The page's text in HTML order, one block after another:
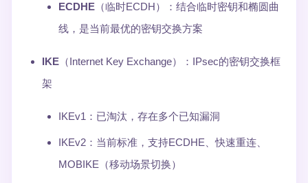
ECDHE （临时ECDH）：结合临时密钥和椭圆曲
线，是当前最优的密钥交换方案
IKE （Internet Key Exchange）：IPsec的密钥交换框
架
IKEv1：已淘汰，存在多个已知漏洞
IKEv2：当前标准，支持ECDHE、快速重连、
MOBIKE（移动场景切换）